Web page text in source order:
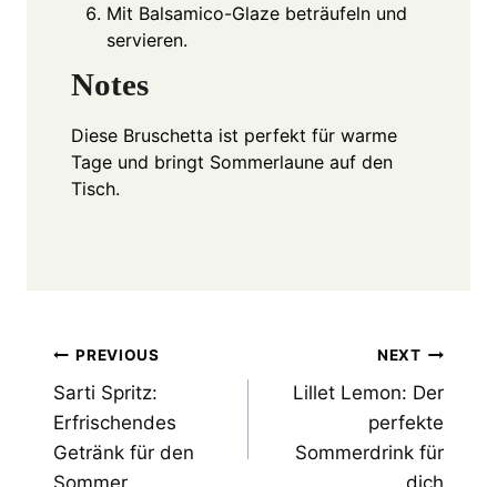
Mit Balsamico-Glaze beträufeln und
servieren.
Notes
Diese Bruschetta ist perfekt für warme
Tage und bringt Sommerlaune auf den
Tisch.
Post
navigation
PREVIOUS
Sarti Spritz:
Erfrischendes
Getränk für den
NEXT
Lillet Lemon: Der
perfekte
Sommerdrink für